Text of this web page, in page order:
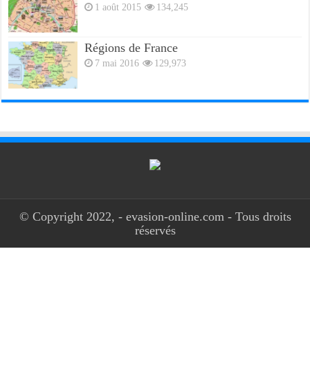
1 août 2015 134,245
Régions de France
7 mai 2016 129,973
© Copyright 2022, - evasion-online.com - Tous droits
réservés